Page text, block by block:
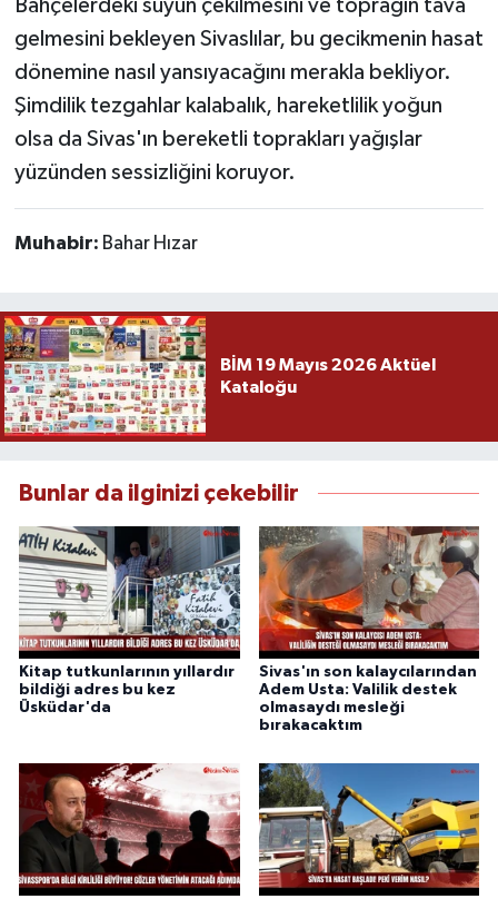
Bahçelerdeki suyun çekilmesini ve toprağın tava
gelmesini bekleyen Sivaslılar, bu gecikmenin hasat
dönemine nasıl yansıyacağını merakla bekliyor.
Şimdilik tezgahlar kalabalık, hareketlilik yoğun
olsa da Sivas'ın bereketli toprakları yağışlar
yüzünden sessizliğini koruyor.
Muhabir: Bahar Hızar
BİM 19 Mayıs 2026 Aktüel
Kataloğu
Bunlar da ilginizi çekebilir
Kitap tutkunlarının yıllardır
bildiği adres bu kez
Üsküdar'da
Sivas'ın son kalaycılarından
Adem Usta: Valilik destek
olmasaydı mesleği
bırakacaktım